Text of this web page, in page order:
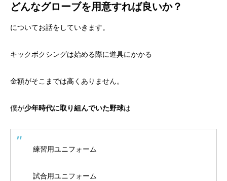
どんなグローブを用意すれば良いか？
についてお話をしていきます。
キックボクシングは始める際に道具にかかる
金額がそこまでは高くありません。
僕が少年時代に取り組んでいた野球は
練習用ユニフォーム
試合用ユニフォーム